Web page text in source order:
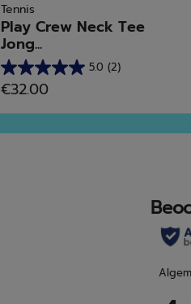
Tennis
Play Crew Neck Tee
Jong...
5.0 (2)
5.0
van
de
5
€32.00